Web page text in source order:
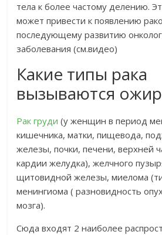
тела к более частому делению.
может привести к появлению
последующему развитию
заболевания (см.видео)
Какие типы рака
вызываются
Рак груди (у женщин в период
кишечника, матки, пищевода,
железы, почки, печени, верхней
кардии желудка), желчного
щитовидной железы, миелома
менингиома ( разновидность
мозга).
Сюда входят 2 наиболее